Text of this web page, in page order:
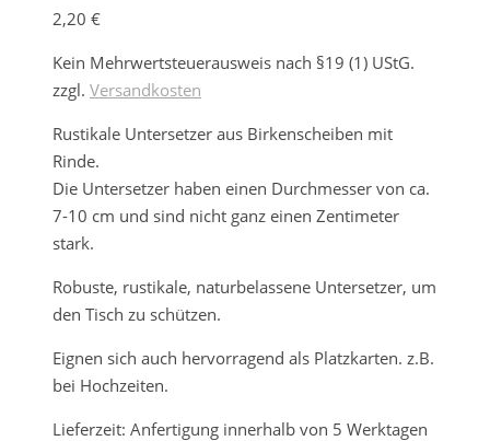
2,20 €
Kein Mehrwertsteuerausweis nach §19 (1) UStG.
zzgl. Versandkosten
Rustikale Untersetzer aus Birkenscheiben mit
Rinde.
Die Untersetzer haben einen Durchmesser von ca.
7-10 cm und sind nicht ganz einen Zentimeter
stark.
Robuste, rustikale, naturbelassene Untersetzer, um
den Tisch zu schützen.
Eignen sich auch hervorragend als Platzkarten. z.B.
bei Hochzeiten.
Lieferzeit: Anfertigung innerhalb von 5 Werktagen